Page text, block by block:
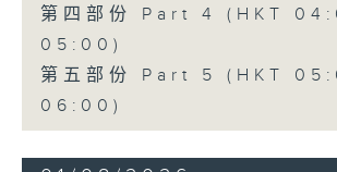
第四部份 Part 4 (HKT
05:00)
第五部份 Part 5 (HKT
06:00)